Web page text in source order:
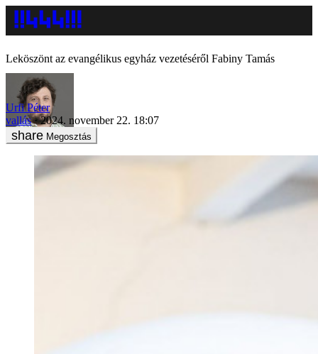
Leköszönt az evangélikus egyház vezetéséről Fabiny Tamás
Urfi Péter
vallás
2024. november 22. 18:07
Megosztás